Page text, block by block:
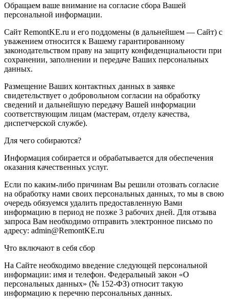
Обращаем ваше внимание на согласие сбора Вашей
персональной информации.
Сайт RemontKE.ru и его поддомены (в дальнейшем — Сайт) с
уважением относится к Вашему гарантированному
законодательством праву на защиту конфиденциальности при
сохранении, заполнении и передаче Ваших персональных
данных.
Размещение Ваших контактных данных в заявке
свидетельствует о добровольном согласии на обработку
сведений и дальнейшую передачу Вашей информации
соответствующим лицам (мастерам, отделу качества,
диспетчерской службе).
Для чего собираются?
Информация собирается и обрабатывается для обеспечения
оказания качественных услуг.
Если по каким-либо причинам Вы решили отозвать согласие
на обработку нами своих персональных данных, то мы в свою
очередь обязуемся удалить предоставленную Вами
информацию в период не позже 3 рабочих дней. Для отзыва
запроса Вам необходимо отправить электронное письмо по
адресу: admin@RemontKE.ru
Что включают в себя сбор
На Сайте необходимо введение следующей персональной
информации: имя и телефон. Федеральный закон «О
персональных данных» (№ 152-ФЗ) относит такую
информацию к перечню персональных данных.